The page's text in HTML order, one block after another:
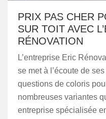
PRIX PAS CHER
SUR TOIT AVEC
RÉNOVATION
L’entreprise Eric
se met à l’écoute de
questions de coloris
nombreuses variantes
entreprise spécialisée